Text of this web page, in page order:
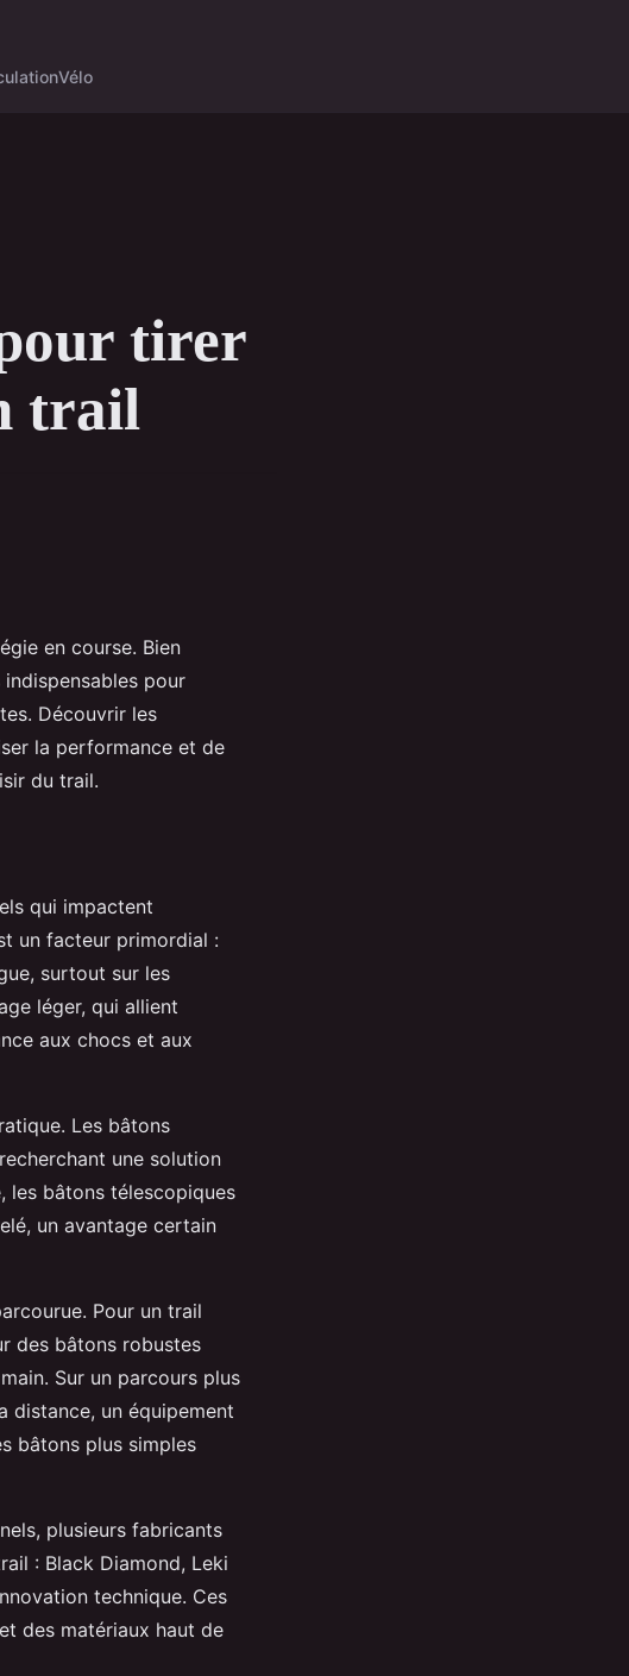
Vélo
tirer
trail
en course. Bien
pour
Découvrir les
la performance et de
du trail.
qui impactent
un facteur primordial :
surtout sur les
léger, qui allient
aux chocs et aux
Les bâtons
une solution
les bâtons télescopiques
un avantage certain
Pour un trail
des bâtons robustes
Sur un parcours plus
distance, un équipement
bâtons plus simples
plusieurs fabricants
: Black Diamond, Leki
technique. Ces
des matériaux haut de